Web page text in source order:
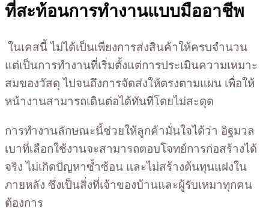
ที่สะท้อนการทำงานแบบมืออาชีพ
ในเคสนี้ ไม่ได้เป็นเพียงการส่งสินค้าให้ครบจำนวน
แต่เป็นการทำงานที่เริ่มตั้งแต่การประเมินความเหมาะ
สมของวัสดุ ไปจนถึงการจัดส่งให้ตรงตามแผน เพื่อให้
หน้างานสามารถเดินต่อได้ทันทีโดยไม่สะดุด
การทำงานลักษณะนี้ช่วยให้ลูกค้ามั่นใจได้ว่า อิฐมวล
เบาที่เลือกใช้งานจะสามารถตอบโจทย์การก่อสร้างได้
จริง ไม่เกิดปัญหาซ้ำซ้อน และไม่สร้างต้นทุนแฝงใน
ภายหลัง ซึ่งเป็นสิ่งที่เจ้าของบ้านและผู้รับเหมาทุกคน
ต้องการ